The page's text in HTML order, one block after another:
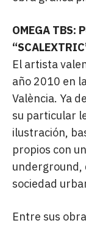
OMEGA TBS:
El artista
año 2010 en
València. Ya
su particular
ilustración,
propios con
underground,
sociedad
Entre sus